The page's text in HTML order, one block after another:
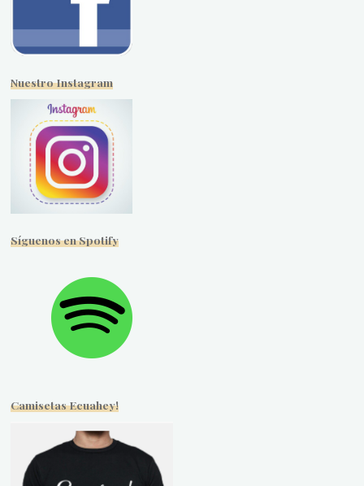
Nuestro Instagram
Síguenos en Spotify
Camisetas Ecuahey!